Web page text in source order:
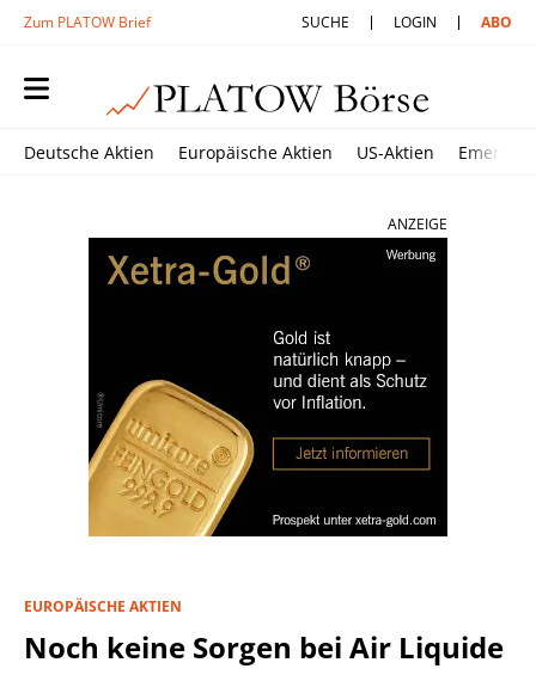
Zum PLATOW Brief SUCHE LOGIN ABO
Deutsche Aktien Europäische Aktien US-Aktien
ANZEIGE
EUROPÄISCHE AKTIEN
Noch keine Sorgen bei Air Liquide